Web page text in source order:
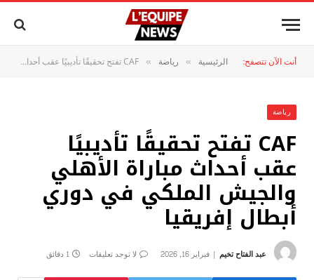
أنت الآن تتصفح: الرئيسية » رياضة » CAF تفتح تحقيقًا تأديبيًا عقب أحداث مباراة الأهلي والجيش الملكي في دوري أبطال إفريقيا
رياضة
CAF تفتح تحقيقًا تأديبيًا
عقب أحداث مباراة الأهلي
والجيش الملكي في دوري
أبطال إفريقيا
عبد الفتاح تخيم فبراير 16, 2026 لا توجد تعليقات 1 دقائق